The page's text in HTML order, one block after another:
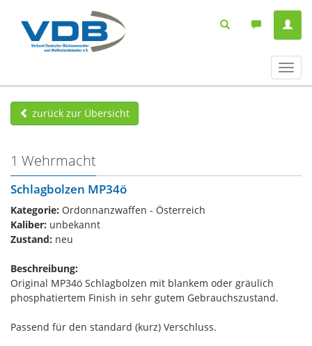
ein-/
zurück zur Übersicht
1 Wehrmacht
Schlagbolzen MP34ö
Kategorie: Ordonnanzwaffen - Österreich
Kaliber: unbekannt
Zustand: neu
Beschreibung:
Original MP34ö Schlagbolzen mit blankem oder gräulich
phosphatiertem Finish in sehr gutem Gebrauchszustand.
Passend für den standard (kurz) Verschluss.